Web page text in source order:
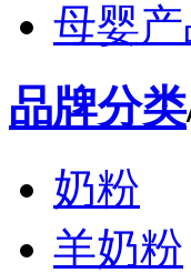
母婴产
品牌分类
奶粉
羊奶粉